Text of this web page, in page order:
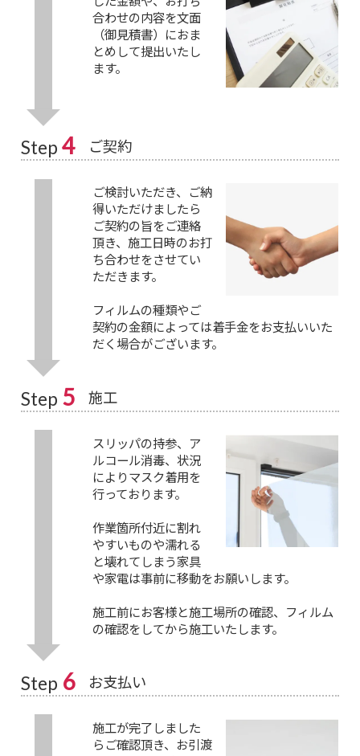
合わせの内容を文面
（御見積書）におま
とめして提出いたし
ます。
Step 4 ご契約
ご検討いただき、ご納
得いただけましたら
ご契約の旨をご連絡
頂き、施工日時のお打
ち合わせをさせてい
ただきます。
フィルムの種類やご
契約の金額によっては着手金をお支払いいた
だく場合がございます。
Step 5 施工
スリッパの持参、ア
ルコール消毒、状況
によりマスク着用を
行っております。
作業箇所付近に割れ
やすいものや濡れる
と壊れてしまう家具
や家電は事前に移動をお願いします。
施工前にお客様と施工場所の確認、フィルム
の確認をしてから施工いたします。
Step 6 お支払い
施工が完了しました
らご確認頂き、お引渡